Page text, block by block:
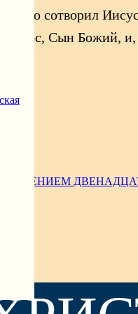
сотворил
Сын Божий,
С ЧТЕНИЕМ